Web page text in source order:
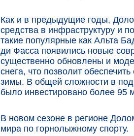
Как и в предыдущие годы,
средства в инфраструктуру и
такие популярные как Альта
ди Фасса появились новые
существенно обновлены и
снега, что позволит
зимы. В общей сложности в
было инвестировано более 95
В новом сезоне в регионе
мира по горнолыжному спорту.